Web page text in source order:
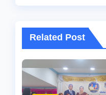
Related Post